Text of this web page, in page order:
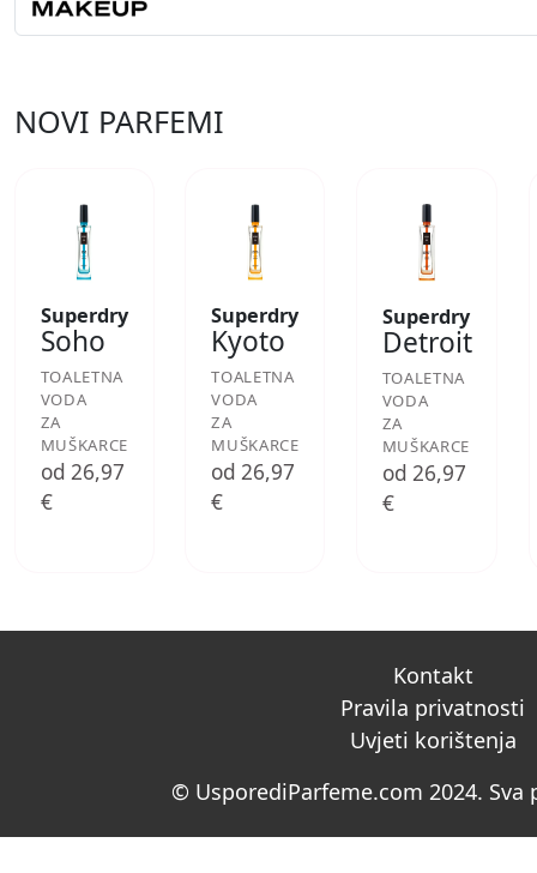
NOVI PARFEMI
Superdry
Soho
TOALETNA
VODA
ZA
MUŠKARCE
od 26,97
€
Superdry
Kyoto
TOALETNA
VODA
ZA
MUŠKARCE
od 26,97
€
Superdry
Detroit
TOALETNA
VODA
ZA
MUŠKARCE
od 26,97
€
Kontakt
Pravila privatnosti
Uvjeti korištenja
© UsporediParfeme.com 2024. Sva